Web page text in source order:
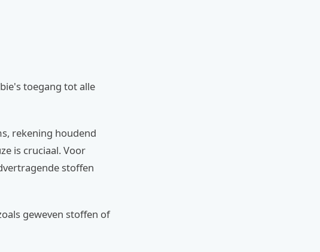
toegang tot alle
rekening houdend
is cruciaal. Voor
stoffen
geweven stoffen of